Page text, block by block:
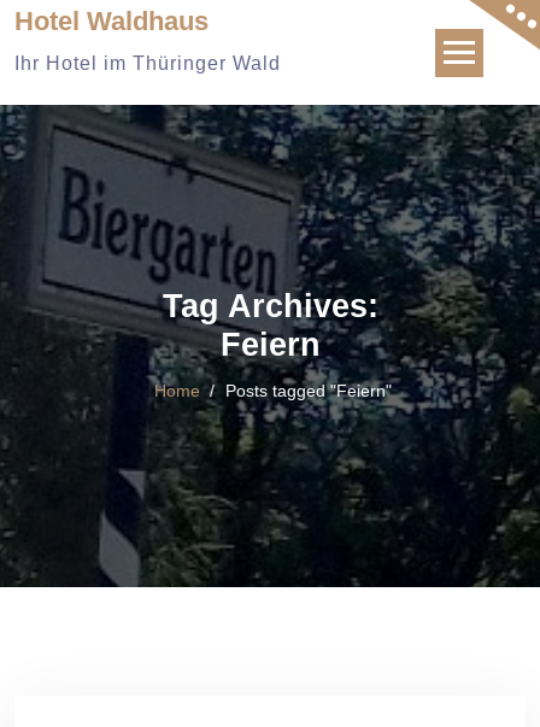
Skip
content
Hotel Waldhaus
Ihr Hotel im Thüringer Wald
Tag Archives:
Feiern
Home / Posts tagged "Feiern"